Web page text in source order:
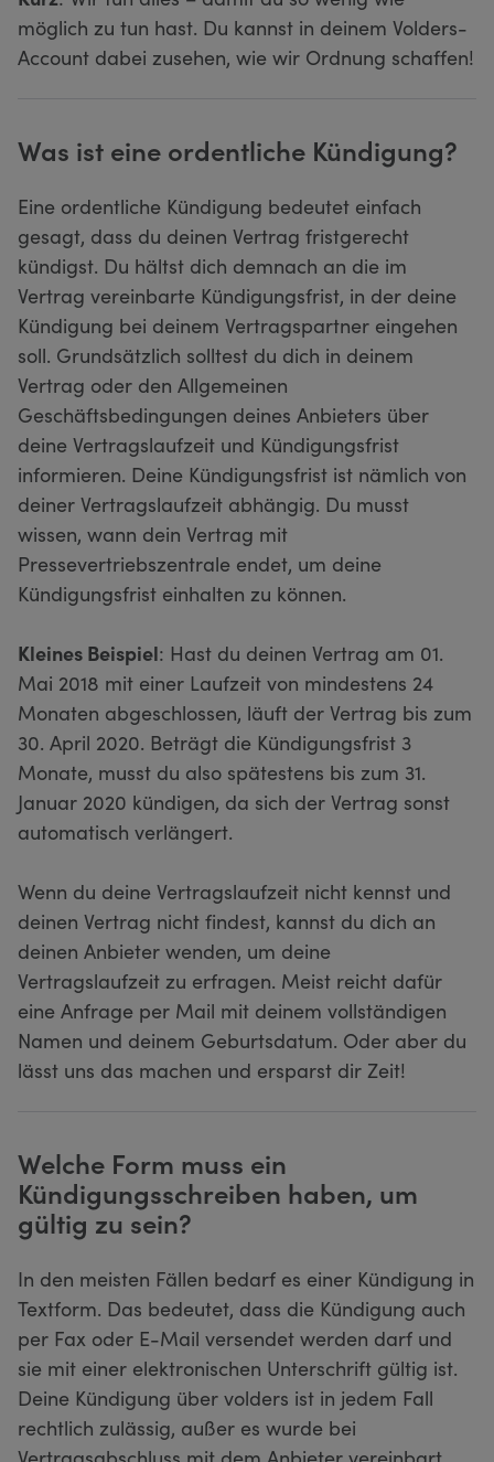
möglich zu tun hast. Du kannst in deinem Volders-
Account dabei zusehen, wie wir Ordnung schaffen!
Was ist eine ordentliche Kündigung?
Eine ordentliche Kündigung bedeutet einfach
gesagt, dass du deinen Vertrag fristgerecht
kündigst. Du hältst dich demnach an die im
Vertrag vereinbarte Kündigungsfrist, in der deine
Kündigung bei deinem Vertragspartner eingehen
soll. Grundsätzlich solltest du dich in deinem
Vertrag oder den Allgemeinen
Geschäftsbedingungen deines Anbieters über
deine Vertragslaufzeit und Kündigungsfrist
informieren. Deine Kündigungsfrist ist nämlich von
deiner Vertragslaufzeit abhängig. Du musst
wissen, wann dein Vertrag mit
Pressevertriebszentrale endet, um deine
Kündigungsfrist einhalten zu können.
Kleines Beispiel: Hast du deinen Vertrag am 01.
Mai 2018 mit einer Laufzeit von mindestens 24
Monaten abgeschlossen, läuft der Vertrag bis zum
30. April 2020. Beträgt die Kündigungsfrist 3
Monate, musst du also spätestens bis zum 31.
Januar 2020 kündigen, da sich der Vertrag sonst
automatisch verlängert.
Wenn du deine Vertragslaufzeit nicht kennst und
deinen Vertrag nicht findest, kannst du dich an
deinen Anbieter wenden, um deine
Vertragslaufzeit zu erfragen. Meist reicht dafür
eine Anfrage per Mail mit deinem vollständigen
Namen und deinem Geburtsdatum. Oder aber du
lässt uns das machen und ersparst dir Zeit!
Welche Form muss ein
Kündigungsschreiben haben, um
gültig zu sein?
In den meisten Fällen bedarf es einer Kündigung in
Textform. Das bedeutet, dass die Kündigung auch
per Fax oder E-Mail versendet werden darf und
sie mit einer elektronischen Unterschrift gültig ist.
Deine Kündigung über volders ist in jedem Fall
rechtlich zulässig, außer es wurde bei